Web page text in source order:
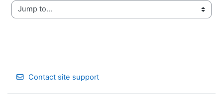
Jump to...
Contact site support